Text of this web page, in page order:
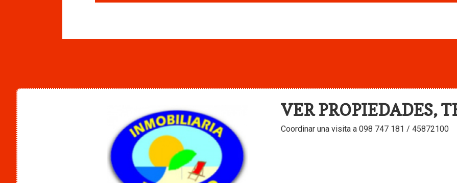
VER PROPIEDADES,
Coordinar una visita a 098 747 181 / 45872100